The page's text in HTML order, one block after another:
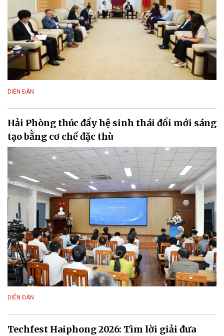
DIỄN ĐÀN
Hải Phòng thúc đẩy hệ sinh thái đổi mới sáng
tạo bằng cơ chế đặc thù
DIỄN ĐÀN
Techfest Haiphong 2026: Tìm lời giải đưa